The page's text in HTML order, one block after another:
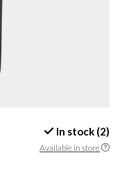
In stock (2)
Available in store